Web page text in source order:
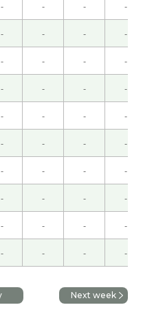
美吧。能留下美好
的地方身体状况也会
让你因为我儿子的
性 )
下次见！
去中国出差的计划。
没去南方地区了。
请给我看看熊猫的照
らずで旅行なんて、
都非常期待女儿回家
一路平安。下次见！(
- - - -
- - - -
- - - -
- - - -
- - - -
- - - -
- - - -
- - - -
- - - -
- - - -
Next week